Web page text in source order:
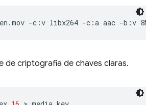
-c:v libx264 -c:a aac -b:v
de criptografia de chaves claras.